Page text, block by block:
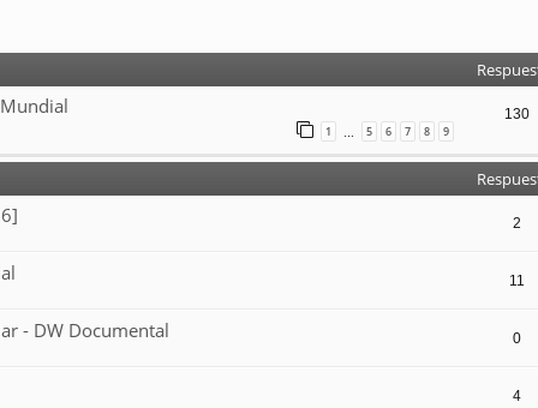
1 … 5 6 7 8 9
130
2
11
- DW Documental 0
4